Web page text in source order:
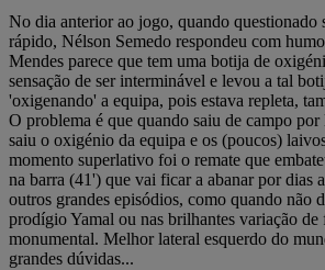
No dia anterior ao jogo, quando questionado
rápido, Nélson Semedo respondeu com
Mendes parece que tem uma botija de
sensação de ser interminável e levou a tal
'oxigenando' a equipa, pois estava repleta,
O problema é que quando saiu de campo por
saiu o oxigénio da equipa e os (poucos)
momento superlativo foi o remate que
na barra (41') que vai ficar a abanar por dias
outros grandes episódios, como quando não
prodígio Yamal ou nas brilhantes variação
monumental. Melhor lateral esquerdo do
grandes dúvidas...